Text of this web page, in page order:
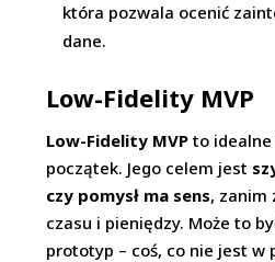
która pozwala ocenić
dane.
Low-Fidelity MVP
Low-Fidelity MVP to
początek. Jego celem jest
czy pomysł ma sens, zanim
czasu i pieniędzy. Może to
prototyp – coś, co nie jest w